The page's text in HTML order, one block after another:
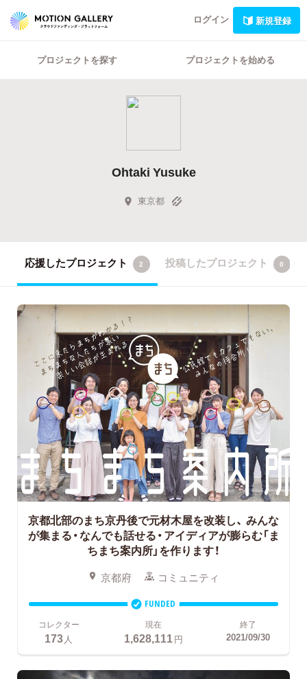
ログイン 新規登録
プロジェクトを探す プロジェクトを始める
Ohtaki Yusuke
東京都
応援したプロジェクト 2 投稿したプロジェクト 0
京都北部のまち京丹後で元材木屋を改装し、 みんな
が集まる・なんでも話せる・アイディアが膨らむ「ま
ちまち案内所」を作ります！
京都府 コミュニティ
FUNDED
コレクター
173 人
現在
1,628,111円
終了
2021/09/30